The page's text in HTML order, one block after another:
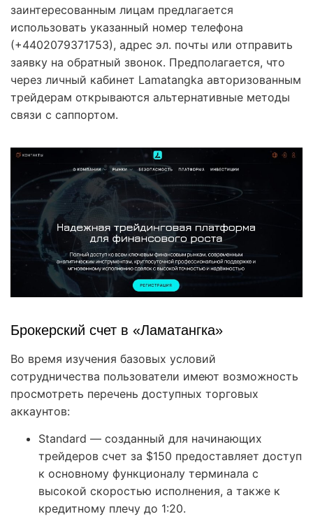
заинтересованным лицам предлагается
использовать указанный номер телефона
(+4402079371753), адрес эл. почты или отправить
заявку на обратный звонок. Предполагается, что
через личный кабинет Lamatangka авторизованным
трейдерам открываются альтернативные методы
связи с саппортом.
Брокерский счет в «Ламатангка»
Во время изучения базовых условий
сотрудничества пользователи имеют возможность
просмотреть перечень доступных торговых
аккаунтов:
Standard — созданный для начинающих
трейдеров счет за $150 предоставляет доступ
к основному функционалу терминала с
высокой скоростью исполнения, а также к
кредитному плечу до 1:20.